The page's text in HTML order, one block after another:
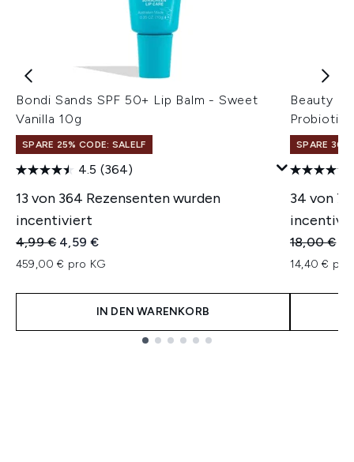
Bondi Sands SPF 50+ Lip Balm - Sweet
Vanilla 10g
SPARE 25% CODE: SALELF
4.5 (364)
13 von 364 Rezensenten wurden
incentiviert
Unverbindliche Preisempfehlung:
4,99 € Aktueller Preis:
4,59 €
459,00 € pro KG
IN DEN WARENKORB
Beauty of
SPARE 30%
34 von
18,00 €
14,40 € pro